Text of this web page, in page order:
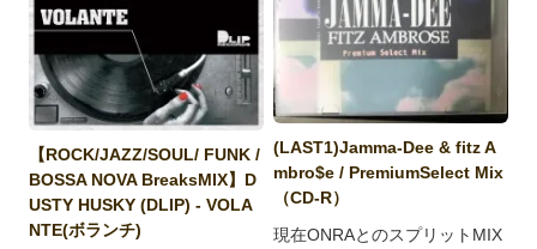
【ROCK/JAZZ/SOUL/ FUNK /
BOSSA NOVA BreaksMIX】D
USTY HUSKY (DLIP) - VOLA
NTE(ボランチ)
(LAST1)Jamma-Dee & fitz A
mbro$e / PremiumSelect Mix
（CD-R）
現在ONRAとのスプリットMIX